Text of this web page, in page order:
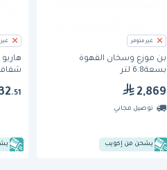
غير متوفر
بن موزع وسخان القهوة
بسعة6.8 لتر
2,869
توصيل مجاني
يشحن من إكويب
غير
.51